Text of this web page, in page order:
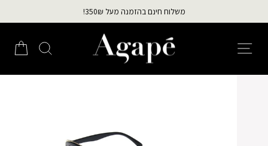
לתוכן
עצירת
מצגת
משלוח חינם בהזמנה מעל 350₪!
חיפוש